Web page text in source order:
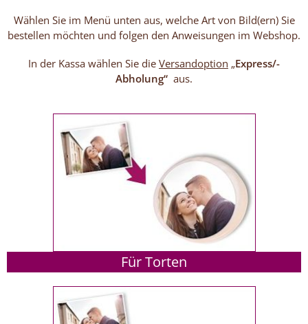
Wählen Sie im Menü unten aus, welche Art von Bild(ern) Sie
bestellen möchten und folgen den Anweisungen im Webshop.
In der Kassa wählen Sie die Versandoption „Express/-
Abholung“ aus.
Für Torten